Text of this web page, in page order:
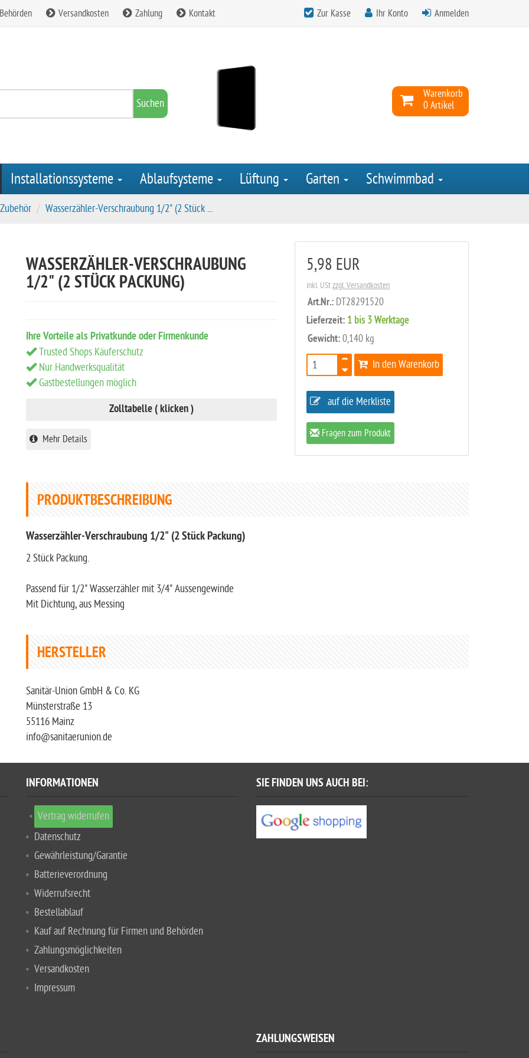
Versandkosten Zahlung Kontakt Zur Kasse Ihr Konto Anmelden
Suchen
Warenkorb
0 Artikel
Installationssysteme Ablaufsysteme Lüftung Garten Schwimmbad
Wasserzähler-Verschraubung 1/2" (2 Stück ...
5,98 EUR
inkl. UStzzgl. Versandkosten
Art.Nr.: DT28291520
Lieferzeit: 1 bis 3 Werktage
Gewicht: 0,140 kg
In den Warenkorb
auf die Merkliste
Fragen zum Produkt
WASSERZÄHLER-VERSCHRAUBUNG
1/2" (2 STÜCK PACKUNG)
Ihre Vorteile als Privatkunde oder Firmenkunde
Trusted Shops Käuferschutz
Nur Handwerksqualität
Gastbestellungen möglich
Zolltabelle ( klicken )
Mehr Details
PRODUKTBESCHREIBUNG
Wasserzähler-Verschraubung 1/2" (2 Stück Packung)
2 Stück Packung.
Passend für 1/2" Wasserzähler mit 3/4" Aussengewinde
Mit Dichtung, aus Messing
HERSTELLER
Sanitär-Union GmbH & Co. KG
Münsterstraße 13
55116 Mainz
info@sanitaerunion.de
INFORMATIONEN
Vertrag widerrufen
Datenschutz
Gewährleistung/Garantie
Batterieverordnung
Widerrufsrecht
Bestellablauf
Kauf auf Rechnung für Firmen und Behörden
Zahlungsmöglichkeiten
Versandkosten
Impressum
SIE FINDEN UNS AUCH BEI:
ZAHLUNGSWEISEN